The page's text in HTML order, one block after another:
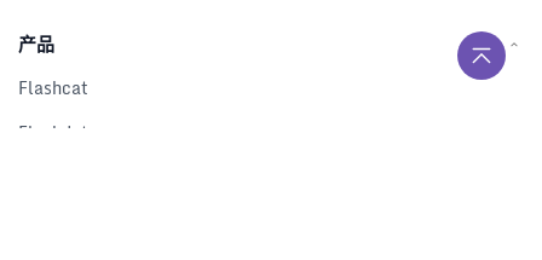
产品
Flashcat
Flashduty